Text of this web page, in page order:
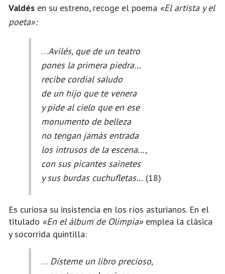
Valdés en su estreno, recoge el poema «El artista y el
poeta»:
…Avilés, que de un teatro
pones la primera piedra…
recibe cordial saludo
de un hijo que te venera
y pide al cielo que en ese
monumento de belleza
no tengan jamás entrada
los intrusos de la escena…,
con sus picantes sainetes
y sus burdas cuchufletas… (18)
Es curiosa su insistencia en los ríos asturianos. En el
titulado «En el álbum de Olimpia» emplea la clásica
y socorrida quintilla:
… Dísteme un libro precioso,